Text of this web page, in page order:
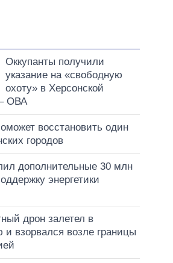
Оккупанты получили
указание на «свободную
охоту» в Херсонской
ОВА
восстановить один
городов
дополнительные 30 млн
энергетики
дрон залетел в
и взорвался возле границы